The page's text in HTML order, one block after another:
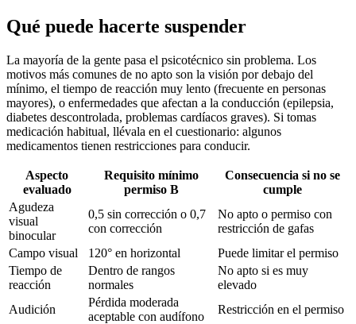
Qué puede hacerte suspender
La mayoría de la gente pasa el psicotécnico sin problema. Los
motivos más comunes de no apto son la visión por debajo del
mínimo, el tiempo de reacción muy lento (frecuente en personas
mayores), o enfermedades que afectan a la conducción (epilepsia,
diabetes descontrolada, problemas cardíacos graves). Si tomas
medicación habitual, llévala en el cuestionario: algunos
medicamentos tienen restricciones para conducir.
Aspecto
evaluado
Requisito mínimo
permiso B
Consecuencia si no se
cumple
Agudeza
visual
binocular
0,5 sin corrección o 0,7
con corrección
No apto o permiso con
restricción de gafas
Campo visual
120° en horizontal
Puede limitar el permiso
Tiempo de
reacción
Dentro de rangos
normales
No apto si es muy
elevado
Audición
Pérdida moderada
aceptable con audífono
Restricción en el permiso